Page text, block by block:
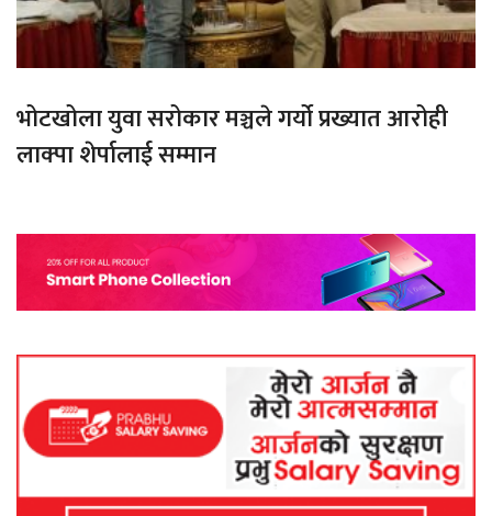
भोटखोला युवा सरोकार मञ्चले गर्यो प्रख्यात आरोही
लाक्पा शेर्पालाई सम्मान